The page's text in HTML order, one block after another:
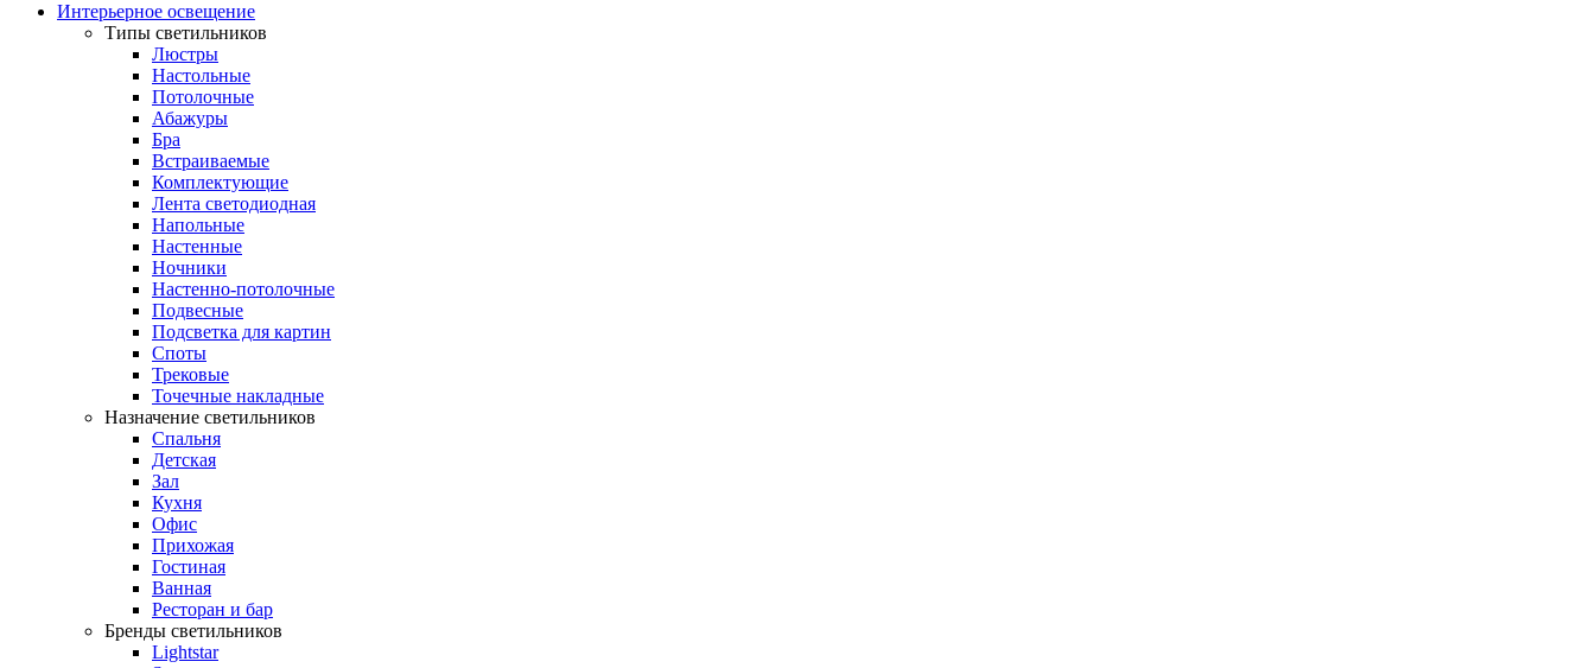
Интерьерное освещение
Типы светильников
Люстры
Настольные
Потолочные
Абажуры
Бра
Встраиваемые
Комплектующие
Лента светодиодная
Напольные
Настенные
Ночники
Настенно-потолочные
Подвесные
Подсветка для картин
Споты
Трековые
Точечные накладные
Назначение светильников
Спальня
Детская
Зал
Кухня
Офис
Прихожая
Гостиная
Ванная
Ресторан и бар
Бренды светильников
Lightstar